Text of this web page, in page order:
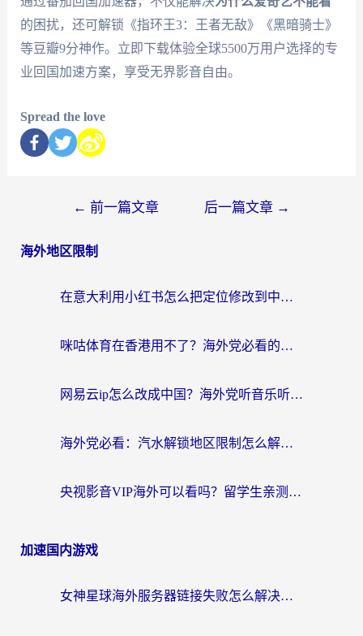
的困扰，还可解锁《指环王3：王者无敌》《黑暗骑士》
等豆瓣9分神作。立即下载体验全球5500万用户选择的专
业回国加速方案，享受无界影音自由。
Spread the love
← 前一篇文章 后一篇文章 →
海外地区限制
在意大利用小红书怎么把定位修改到中国国内？3个实用技巧+1个靠谱工具帮你搞定
咪咕体育在香港用不了？海外党必看的回国加速器选择指南（附3个真实场景解决方案）
网易云ip怎么改成中国？海外党听音乐听书的无痛解决方案
海外党必看：汽水解锁地区限制怎么解除？3招解决国内影音&生活服务难题
央视影音VIP海外可以看吗？留学生亲测有效的回国加速器选择指南
加速国内游戏
女神星球海外服务器链接失败怎么解决？海外党国服游戏加速避坑指南